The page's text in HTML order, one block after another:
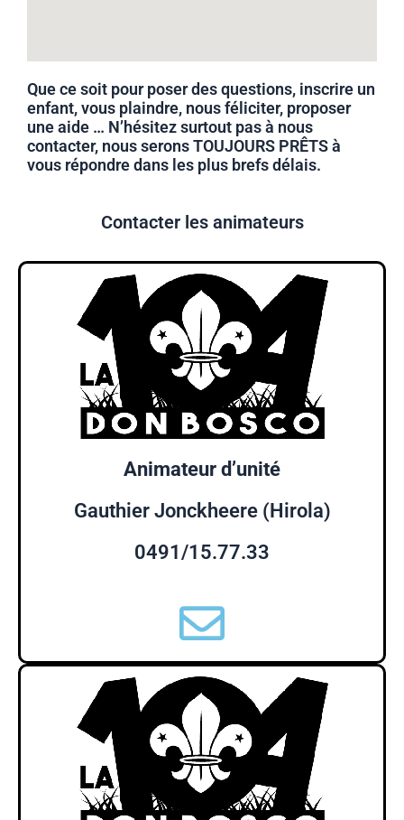
Que ce soit pour poser des questions, inscrire un
enfant, vous plaindre, nous féliciter, proposer
une aide … N’hésitez surtout pas à nous
contacter, nous serons TOUJOURS PRÊTS à
vous répondre dans les plus brefs délais.
Contacter les animateurs
Animateur d’unité
Gauthier Jonckheere (Hirola)
0491/15.77.33